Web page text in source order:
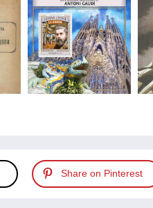
Share on Pinterest